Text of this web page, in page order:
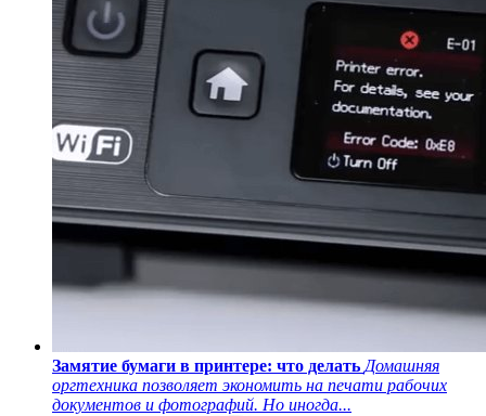
Замятие бумаги в принтере: что делать Домашняя
оргтехника позволяет экономить на печати рабочих
документов и фотографий. Но иногда...